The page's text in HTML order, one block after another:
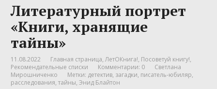
Литературный портрет
«Книги, хранящие
тайны»
11.08.2022 Главная страница,ЛетОКнига!, Посоветуй книгу!,
Рекомендательные списки
Комментарии: 0
Светлана
Мирошниченко
Метки: детектив, загадки, писатель-юбиляр,
расследования,тайны,Энид Блайтон